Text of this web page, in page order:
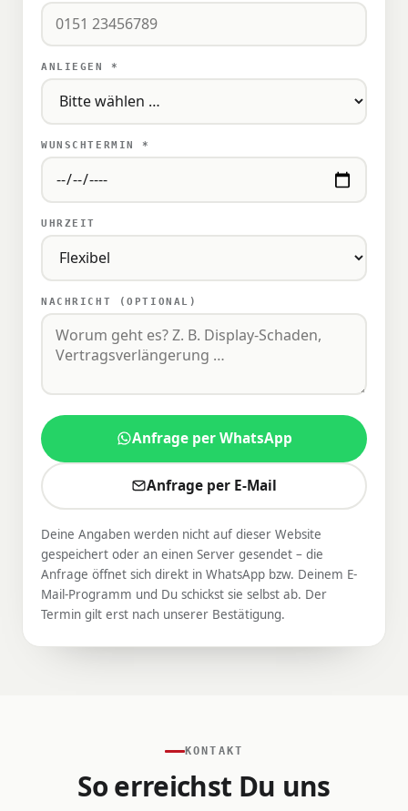
ANLIEGEN *
WUNSCHTERMIN *
UHRZEIT
NACHRICHT (OPTIONAL)
Anfrage per WhatsApp
Anfrage per E-Mail
Deine Angaben werden nicht auf dieser Website
gespeichert oder an einen Server gesendet – die
Anfrage öffnet sich direkt in WhatsApp bzw. Deinem E-
Mail-Programm und Du schickst sie selbst ab. Der
Termin gilt erst nach unserer Bestätigung.
KONTAKT
So erreichst Du uns